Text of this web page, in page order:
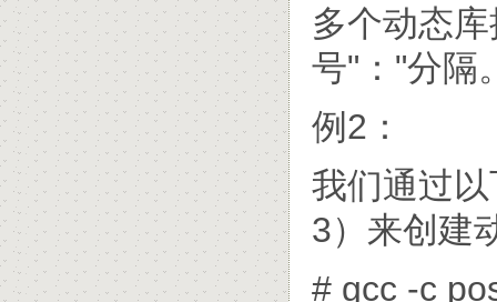
多个动态
号"："分隔
例2：
我们通过
3）来创建
# gcc -c